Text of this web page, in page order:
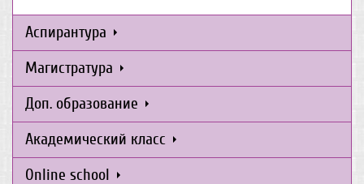
Аспирантура
Магистратура
Доп. образование
Академический класс
Online school